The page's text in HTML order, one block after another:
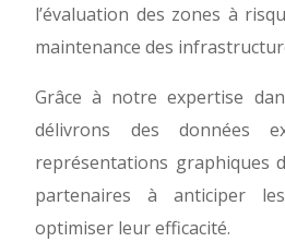
l’évaluation des zones à
maintenance des
Grâce à notre expertise
délivrons des données
représentations graphiques
partenaires à anticiper
optimiser leur efficacité.